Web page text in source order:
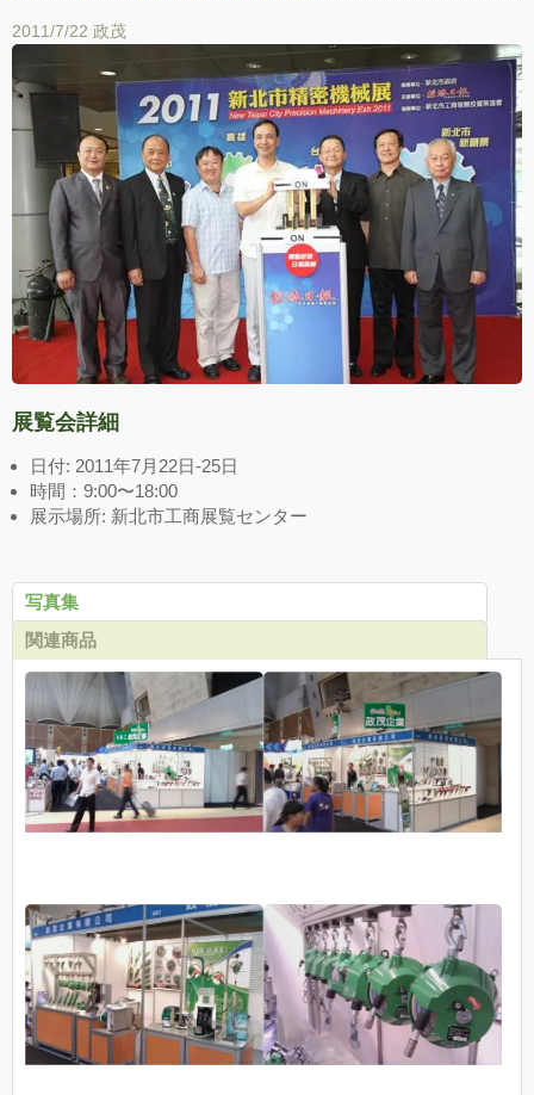
2011/7/22 政茂
展覧会詳細
日付: 2011年7月22日-25日
時間：9:00〜18:00
展示場所: 新北市工商展覧センター
写真集
関連商品